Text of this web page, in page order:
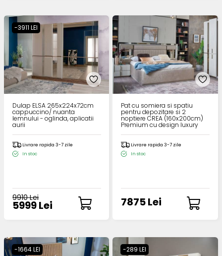
-3911 LEI
Dulap ELSA 265x224x72cm
cappuccino/ nuanta
lemnului - oglinda, aplicatii
aurii
Livrare rapida 3-7 zile
In stoc
9910 Lei
5999 Lei
Pat cu somiera si spatiu
pentru depozitare si 2
noptiere CREA (160x200cm)
Premium cu design luxury
Livrare rapida 3-7 zile
In stoc
7875 Lei
-1664 LEI -289 LEI